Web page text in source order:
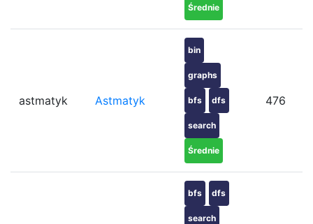
Średnie
astmatyk Astmatyk
bin
graphs
bfs dfs
search
Średnie
476
bfs dfs
search